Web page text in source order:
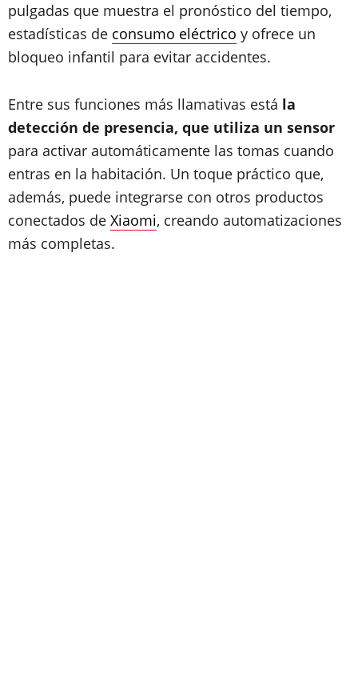
pulgadas que muestra el pronóstico del tiempo,
estadísticas de consumo eléctrico y ofrece un
bloqueo infantil para evitar accidentes.
Entre sus funciones más llamativas está la
detección de presencia, que utiliza un sensor
para activar automáticamente las tomas cuando
entras en la habitación. Un toque práctico que,
además, puede integrarse con otros productos
conectados de Xiaomi, creando automatizaciones
más completas.